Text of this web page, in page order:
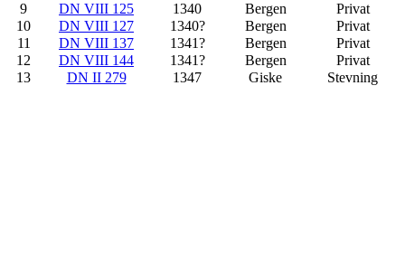
9
DN VIII 125 1340 Bergen
Privat
10
DN VIII 127 1340? Bergen
Privat
11
DN VIII 137 1341? Bergen
Privat
12
DN VIII 144 1341? Bergen
Privat
13
DN II 279 1347 Giske Stevning